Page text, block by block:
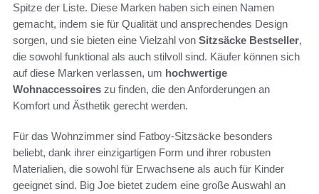
Spitze der Liste. Diese Marken haben sich einen Namen
gemacht, indem sie für Qualität und ansprechendes Design
sorgen, und sie bieten eine Vielzahl von Sitzsäcke Bestseller,
die sowohl funktional als auch stilvoll sind. Käufer können sich
auf diese Marken verlassen, um hochwertige
Wohnaccessoires zu finden, die den Anforderungen an
Komfort und Ästhetik gerecht werden.
Für das Wohnzimmer sind Fatboy-Sitzsäcke besonders
beliebt, dank ihrer einzigartigen Form und ihrer robusten
Materialien, die sowohl für Erwachsene als auch für Kinder
geeignet sind. Big Joe bietet zudem eine große Auswahl an